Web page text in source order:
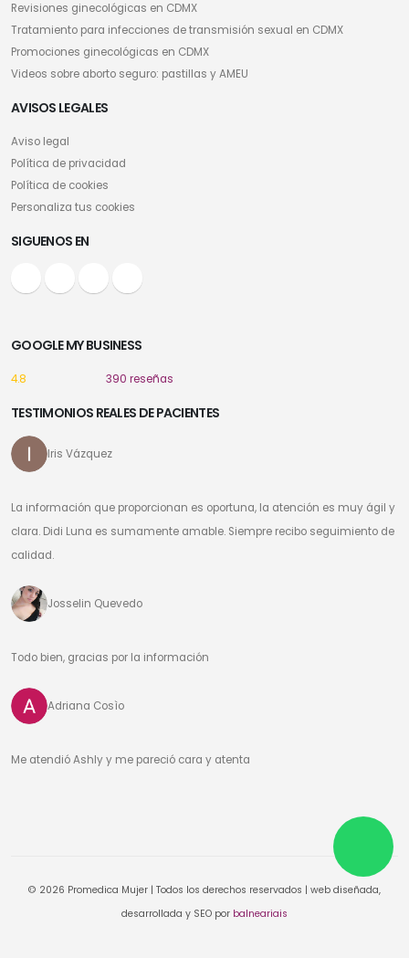
Revisiones ginecológicas en CDMX
Tratamiento para infecciones de transmisión sexual en CDMX
Promociones ginecológicas en CDMX
Videos sobre aborto seguro: pastillas y AMEU
AVISOS LEGALES
Aviso legal
Política de privacidad
Política de cookies
Personaliza tus cookies
SIGUENOS EN
GOOGLE MY BUSINESS
4.8 390 reseñas
TESTIMONIOS REALES DE PACIENTES
Iris Vázquez
La información que proporcionan es oportuna, la atención es muy ágil y
clara. Didi Luna es sumamente amable. Siempre recibo seguimiento de
calidad.
Josselin Quevedo
Todo bien, gracias por la información
Adriana Cosìo
Me atendió Ashly y me pareció cara y atenta
© 2026 Promedica Mujer | Todos los derechos reservados | web diseñada,
desarrollada y SEO por balneariais